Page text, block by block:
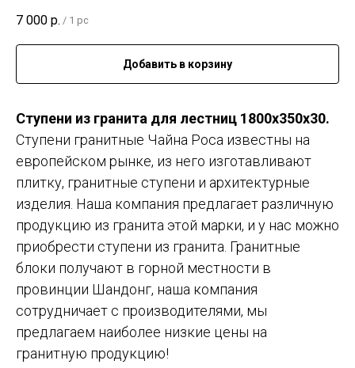
7 000 р. / 1 pc
Добавить в корзину
Ступени из гранита для лестниц 1800х350х30.
Ступени гранитные Чайна Роса известны на
европейском рынке, из него изготавливают
плитку, гранитные ступени и архитектурные
изделия. Наша компания предлагает различную
продукцию из гранита этой марки, и у нас можно
приобрести ступени из гранита. Гранитные
блоки получают в горной местности в
провинции Шандонг, наша компания
сотрудничает с производителями, мы
предлагаем наиболее низкие цены на
гранитную продукцию!